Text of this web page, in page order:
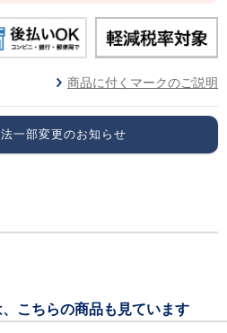
商品に付くマークのご説明
一部変更のお知らせ
こちらの商品も見ています